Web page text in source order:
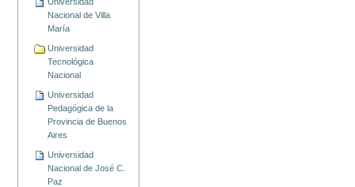
Nacional de Villa
María
Universidad
Tecnológica
Nacional
Universidad
Pedagógica de la
Provincia de Buenos
Aires
Universidad
Nacional de José C.
Paz